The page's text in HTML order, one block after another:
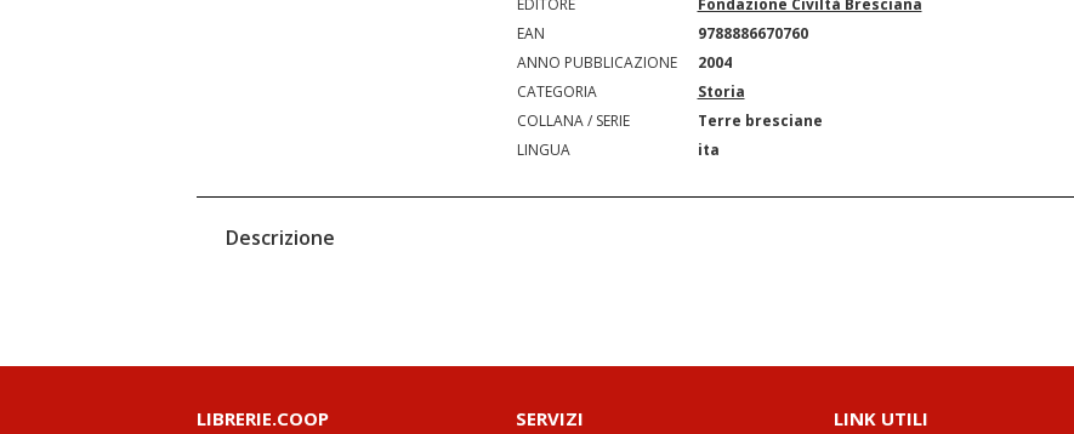
EDITORE
Fondazione Civiltà Bresciana
EAN
9788886670760
ANNO PUBBLICAZIONE
2004
CATEGORIA
Storia
COLLANA / SERIE
Terre bresciane
LINGUA
ita
Descrizione
LIBRERIE.COOP SERVIZI LINK UTILI